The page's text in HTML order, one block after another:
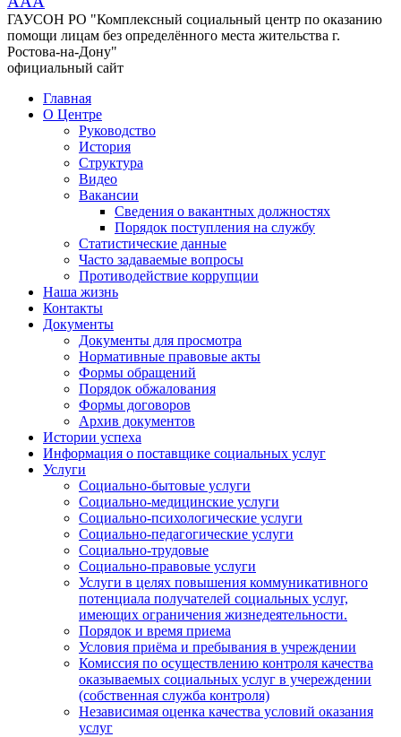
ГАУСОН РО "Комплексный социальный центр по оказанию
помощи лицам без определённого места жительства г.
Ростова-на-Дону"
официальный сайт
Главная
О Центре
Руководство
История
Структура
Видео
Вакансии
Сведения о вакантных должностях
Порядок поступления на службу
Статистические данные
Часто задаваемые вопросы
Противодействие коррупции
Наша жизнь
Контакты
Документы
Документы для просмотра
Нормативные правовые акты
Формы обращений
Порядок обжалования
Формы договоров
Архив документов
Истории успеха
Информация о поставщике социальных услуг
Услуги
Социально-бытовые услуги
Социально-медицинские услуги
Социально-психологические услуги
Социально-педагогические услуги
Социально-трудовые
Социально-правовые услуги
Услуги в целях повышения коммуникативного
потенциала получателей социальных услуг,
имеющих ограничения жизнедеятельности.
Порядок и время приема
Условия приёма и пребывания в учреждении
Комиссия по осуществлению контроля качества
оказываемых социальных услуг в учереждении
(собственная служба контроля)
Независимая оценка качества условий оказания
услуг